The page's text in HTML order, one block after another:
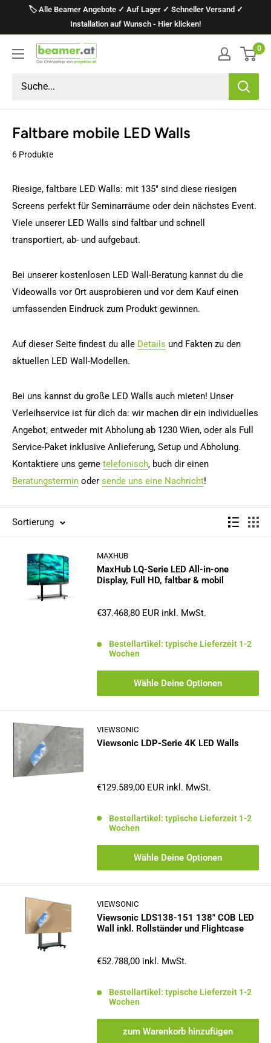
🏷️ Alle Beamer Angebote ✓ Auf Lager ✓ Schneller Versand ✓
Installation auf Wunsch - Hier klicken!
projektor.at
Präsentationstechnik
GmbH
0
Faltbare mobile LED Walls
6 Produkte
Riesige, faltbare LED Walls: mit 135" sind diese riesigen
Screens perfekt für Seminarräume oder dein nächstes Event.
Viele unserer LED Walls sind faltbar und schnell
transportiert, ab- und aufgebaut.
Bei unserer kostenlosen LED Wall-Beratung kannst du die
Videowalls vor Ort ausprobieren und vor dem Kauf einen
umfassenden Eindruck zum Produkt gewinnen.
Auf dieser Seite findest du alle Details und Fakten zu den
aktuellen LED Wall-Modellen.
Bei uns kannst du große LED Walls auch mieten! Unser
Verleihservice ist für dich da: wir machen dir ein individuelles
Angebot, entweder mit Abholung ab 1230 Wien, oder als Full
Service-Paket inklusive Anlieferung, Setup und Abholung.
Kontaktiere uns gerne telefonisch, buch dir einen
Beratungstermin oder sende uns eine Nachricht!
Sortierung
MAXHUB
MaxHub LQ-Serie LED All-in-one
Display, Full HD, faltbar & mobil
Sonderpreis
€37.468,80 EUR inkl. MwSt.
Bestellartikel: typische Lieferzeit 1-2
Wochen
Wähle Deine Optionen
VIEWSONIC
Viewsonic LDP-Serie 4K LED Walls
Sonderpreis
€129.589,00 EUR inkl. MwSt.
Bestellartikel: typische Lieferzeit 1-2
Wochen
Wähle Deine Optionen
VIEWSONIC
Viewsonic LDS138-151 138" COB LED
Wall inkl. Rollständer und Flightcase
Sonderpreis
€52.788,00 inkl. MwSt.
Bestellartikel: typische Lieferzeit 1-2
Wochen
zum Warenkorb hinzufügen